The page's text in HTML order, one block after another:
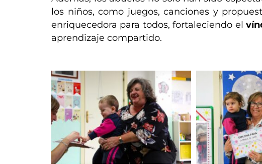
los niños, como juegos, canciones y
enriquecedora para todos, fortaleciendo el
aprendizaje compartido.